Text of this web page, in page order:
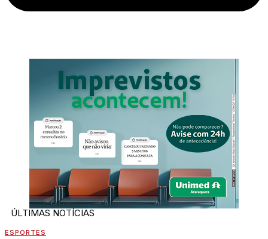
ÚLTIMAS NOTÍCIAS
ESPORTES